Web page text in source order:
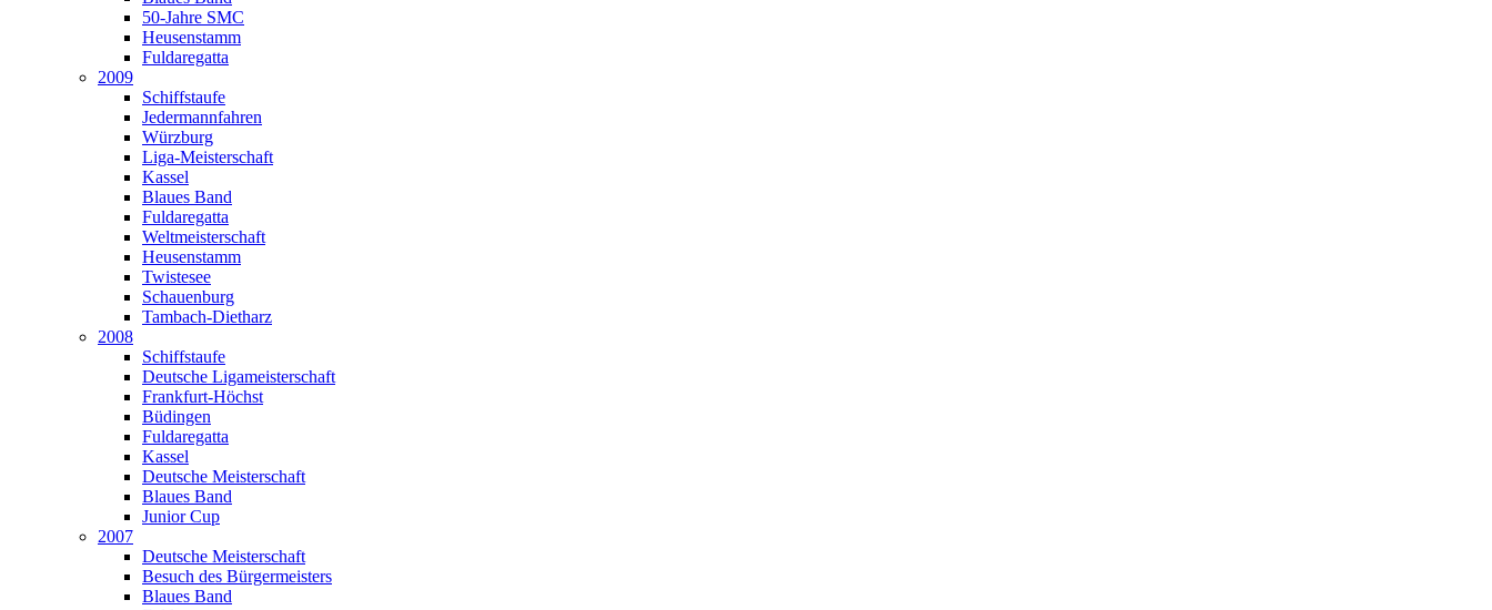
50-Jahre SMC
Heusenstamm
Fuldaregatta
2009
Schiffstaufe
Jedermannfahren
Würzburg
Liga-Meisterschaft
Kassel
Blaues Band
Fuldaregatta
Weltmeisterschaft
Heusenstamm
Twistesee
Schauenburg
Tambach-Dietharz
2008
Schiffstaufe
Deutsche Ligameisterschaft
Frankfurt-Höchst
Büdingen
Fuldaregatta
Kassel
Deutsche Meisterschaft
Blaues Band
Junior Cup
2007
Deutsche Meisterschaft
Besuch des Bürgermeisters
Blaues Band